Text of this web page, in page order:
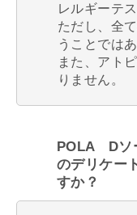
レルギーテ
ただし、全
うことでは
また、アト
りません。
POLA Dソ
のデリケー
すか？